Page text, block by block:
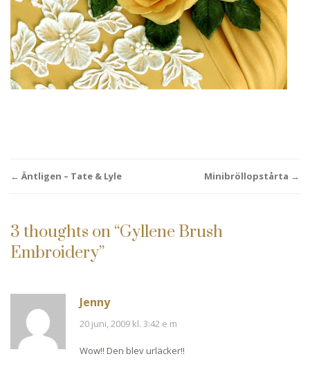
Post
← Äntligen – Tate & Lyle Minibröllopstårta →
3 thoughts on “Gyllene Brush
Embroidery”
Jenny
20 juni, 2009 kl. 3:42 e m
Wow!! Den blev urläcker!!